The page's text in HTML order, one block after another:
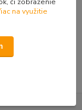
na využitie